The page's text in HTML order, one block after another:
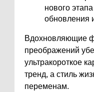
нового
обновления
Вдохновляющие
преображений
ультракороткое
тренд, а стиль
переменам.